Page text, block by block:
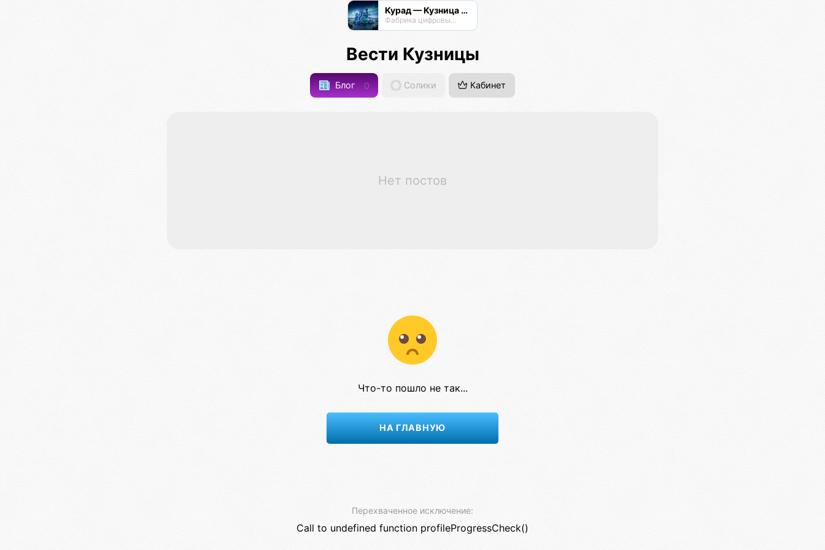
Курад — Кузница Радианта
Фабрика цифровых технологий
Вести Кузницы
Блог 0 Солики Кабинет
Нет постов
Что-то пошло не так...
НА ГЛАВНУЮ
Перехваченное исключение:
Call to undefined function profileProgressCheck()